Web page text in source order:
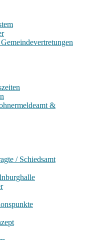
&
/ Schiedsamt